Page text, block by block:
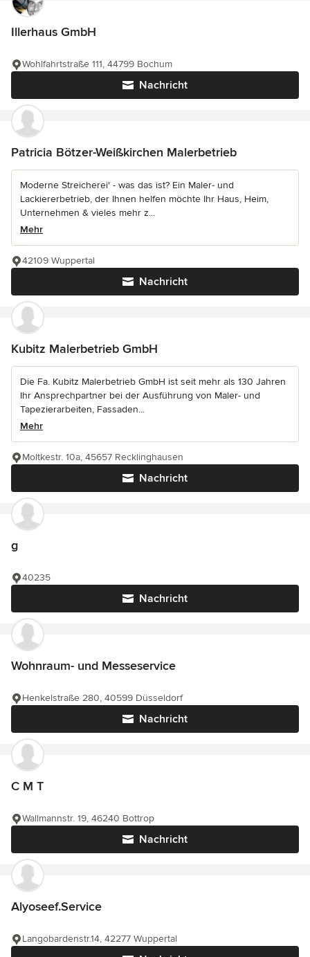
Illerhaus GmbH
Nachricht
Wohlfahrtstraße 111, 44799 Bochum
Patricia Bötzer-Weißkirchen Malerbetrieb
Moderne Streicherei' - was das ist? Ein Maler- und
Lackiererbetrieb, der Ihnen helfen möchte Ihr Haus, Heim,
Unternehmen & vieles mehr z...
Mehr
Nachricht
42109 Wuppertal
Kubitz Malerbetrieb GmbH
Die Fa. Kubitz Malerbetrieb GmbH ist seit mehr als 130 Jahren
Ihr Ansprechpartner bei der Ausführung von Maler- und
Tapezierarbeiten, Fassaden...
Mehr
Nachricht
Moltkestr. 10a, 45657 Recklinghausen
g
Nachricht
40235
Wohnraum- und Messeservice
Nachricht
Henkelstraße 280, 40599 Düsseldorf
C M T
Nachricht
Wallmannstr. 19, 46240 Bottrop
Alyoseef.Service
Langobardenstr.14, 42277 Wuppertal